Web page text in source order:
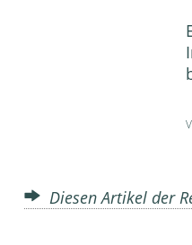
Diesen Artikel der